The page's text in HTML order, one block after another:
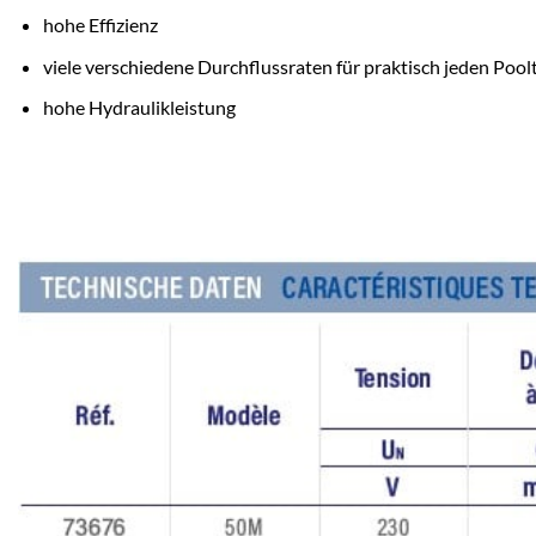
hohe Effizienz
viele verschiedene Durchflussraten für praktisch jeden
hohe Hydraulikleistung